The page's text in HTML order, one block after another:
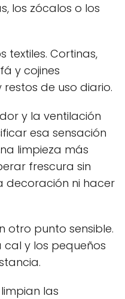
los zócalos o los
textiles. Cortinas,
y cojines
de uso diario.
y la ventilación
esa sensación
limpieza más
frescura sin
decoración ni hacer
otro punto sensible.
y los pequeños
las